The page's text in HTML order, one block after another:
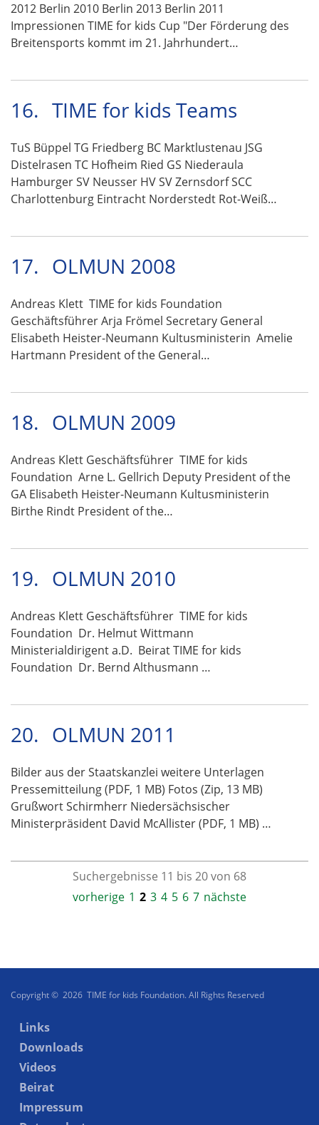
2012 Berlin 2010 Berlin 2013 Berlin 2011
Impressionen TIME for kids Cup "Der Förderung des
Breitensports kommt im 21. Jahrhundert…
16. TIME for kids Teams
TuS Büppel TG Friedberg BC Marktlustenau JSG
Distelrasen TC Hofheim Ried GS Niederaula
Hamburger SV Neusser HV SV Zernsdorf SCC
Charlottenburg Eintracht Norderstedt Rot-Weiß…
17. OLMUN 2008
Andreas Klett TIME for kids Foundation
Geschäftsführer Arja Frömel Secretary General
Elisabeth Heister-Neumann Kultusministerin Amelie
Hartmann President of the General…
18. OLMUN 2009
Andreas Klett Geschäftsführer TIME for kids
Foundation Arne L. Gellrich Deputy President of the
GA Elisabeth Heister-Neumann Kultusministerin
Birthe Rindt President of the…
19. OLMUN 2010
Andreas Klett Geschäftsführer TIME for kids
Foundation Dr. Helmut Wittmann
Ministerialdirigent a.D. Beirat TIME for kids
Foundation Dr. Bernd Althusmann …
20. OLMUN 2011
Bilder aus der Staatskanzlei weitere Unterlagen
Pressemitteilung (PDF, 1 MB) Fotos (Zip, 13 MB)
Grußwort Schirmherr Niedersächsischer
Ministerpräsident David McAllister (PDF, 1 MB) …
Suchergebnisse 11 bis 20 von 68
vorherige 1 2 3 4 5 6 7 nächste
Copyright © 2026 TIME for kids Foundation. All Rights Reserved
Links
Downloads
Videos
Beirat
Impressum